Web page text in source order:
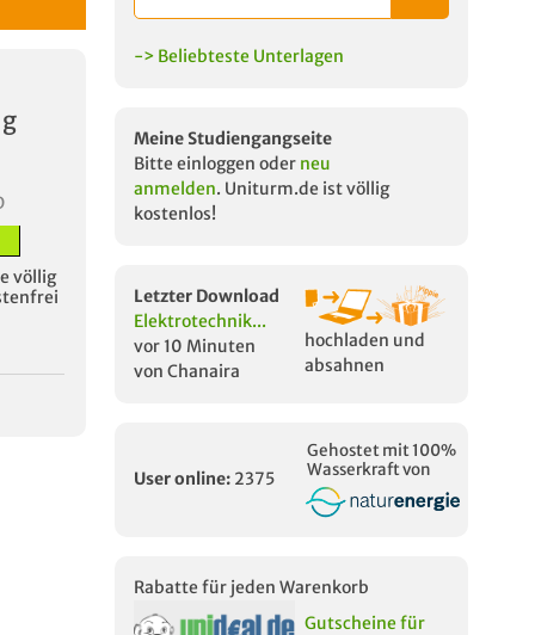
völlig
-> Beliebteste Unterlagen
Meine Studiengangseite
Bitte einloggen oder neu
anmelden. Uniturm.de ist völlig
kostenlos!
Letzter Download
Elektrotechnik...
vor 10 Minuten
von Chanaira
hochladen und
absahnen
User online: 2375
Gehostet mit 100%
Wasserkraft von
Rabatte für jeden Warenkorb
Gutscheine für